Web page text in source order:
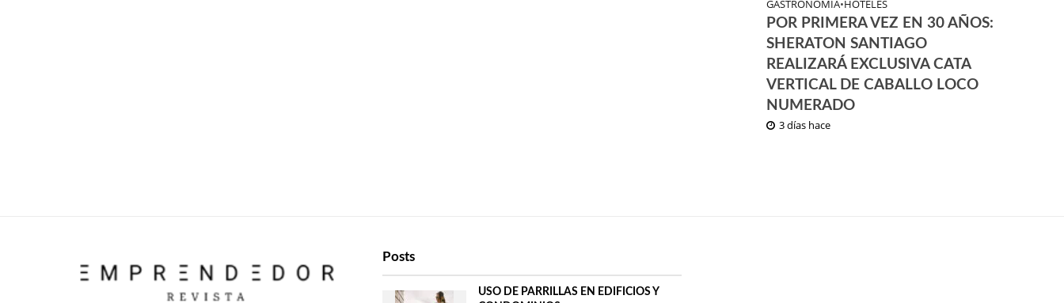
GASTRONOMÍA•HOTELES
POR PRIMERA VEZ EN 30 AÑOS:
SHERATON SANTIAGO
REALIZARÁ EXCLUSIVA CATA
VERTICAL DE CABALLO LOCO
NUMERADO
3 días hace
Posts
USO DE PARRILLAS EN EDIFICIOS Y